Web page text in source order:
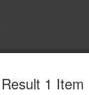
Result 1 Item